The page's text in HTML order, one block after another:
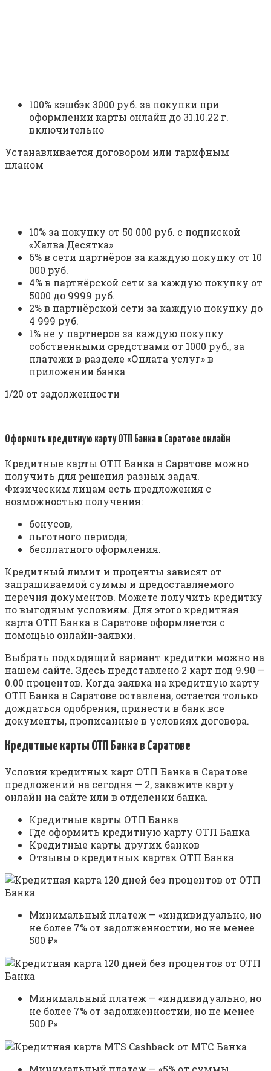
100% кэшбэк 3000 руб. за покупки при
оформлении карты онлайн до 31.10.22 г.
включительно
Устанавливается договором или тарифным
планом
10% за покупку от 50 000 руб. с подпиской
«Халва.Десятка»
6% в сети партнёров за каждую покупку от 10
000 руб.
4% в партнёрской сети за каждую покупку от
5000 до 9999 руб.
2% в партнёрской сети за каждую покупку до
4 999 руб.
1% не у партнеров за каждую покупку
собственными средствами от 1000 руб., за
платежи в разделе «Оплата услуг» в
приложении банка
1/20 от задолженности
Оформить кредитную карту ОТП Банка в Саратове онлайн
Кредитные карты ОТП Банка в Саратове можно
получить для решения разных задач.
Физическим лицам есть предложения с
возможностью получения:
бонусов,
льготного периода;
бесплатного оформления.
Кредитный лимит и проценты зависят от
запрашиваемой суммы и предоставляемого
перечня документов. Можете получить кредитку
по выгодным условиям. Для этого кредитная
карта ОТП Банка в Саратове оформляется с
помощью онлайн-заявки.
Выбрать подходящий вариант кредитки можно на
нашем сайте. Здесь представлено 2 карт под 9.90 —
0.00 процентов. Когда заявка на кредитную карту
ОТП Банка в Саратове оставлена, остается только
дождаться одобрения, принести в банк все
документы, прописанные в условиях договора.
Кредитные карты ОТП Банка в Саратове
Условия кредитных карт ОТП Банка в Саратове
предложений на сегодня — 2, закажите карту
онлайн на сайте или в отделении банка.
Кредитные карты ОТП Банка
Где оформить кредитную карту ОТП Банка
Кредитные карты других банков
Отзывы о кредитных картах ОТП Банка
Минимальный платеж — «индивидуально, но
не более 7% от задолженностии, но не менее
500 ₽»
Минимальный платеж — «индивидуально, но
не более 7% от задолженностии, но не менее
500 ₽»